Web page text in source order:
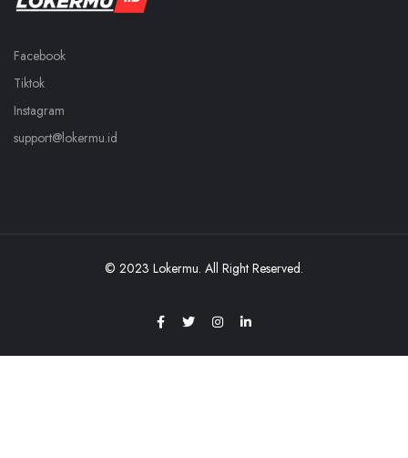
Facebook
Tiktok
Instagram
support@lokermu.id
© 2023 Lokermu. All Right Reserved.